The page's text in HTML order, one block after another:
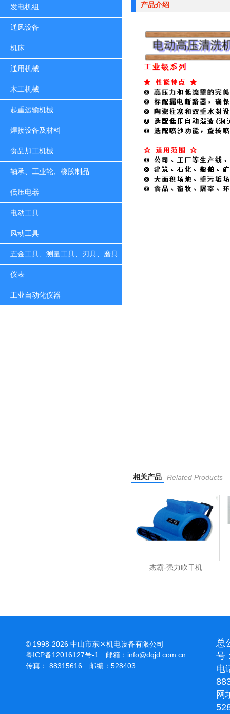
发电机组
通风设备
机床
通用机械
木工机械
起重运输机械
焊接设备及材料
食品加工机械
轴承、工业轮、橡胶制品
低压电器
电动工具
风动工具
五金工具、测量工具、刃具、磨具
仪表
工业自动化仪器
产品介绍
相关产品 Related Products
洁霸多功能刷地机
© 1998-2026 中山市东区机电设备有限公司
粤ICP备12016127号-1
邮箱： info@dqjd.com.cn
传真： 88315616 邮编：528403
总
号
电
网